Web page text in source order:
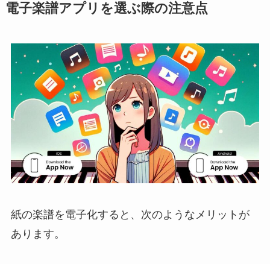
電子楽譜アプリを選ぶ際の注意点
紙の楽譜を電子化すると、次のようなメリットが
あります。